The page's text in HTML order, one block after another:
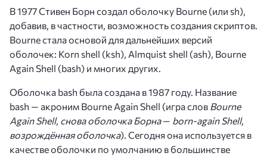
В 1977 Стивен Борн создал оболочку Bourne (или sh),
добавив, в частности, возможность создания скриптов.
Bourne стала основой для дальнейших версий
оболочек: Korn shell (ksh), Almquist shell (ash), Bourne
Again Shell (bash) и многих других.
Оболочка bash была создана в 1987 году. Название
bash — акроним Bourne Again Shell (игра слов Bourne
Again Shell, снова оболочка Борна— born-again Shell,
возрождённая оболочка). Сегодня она используется в
качестве оболочки по умолчанию в большинстве